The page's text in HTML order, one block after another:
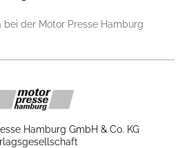
bei der Motor Presse Hamburg
Hamburg GmbH & Co. KG